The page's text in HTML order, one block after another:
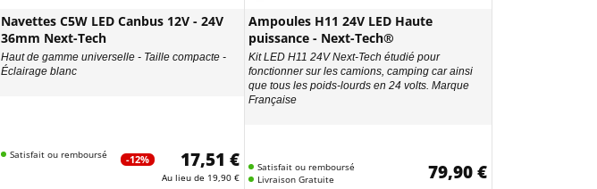
Navettes C5W LED Canbus 12V - 24V
36mm Next-Tech
Haut de gamme universelle - Taille compacte -
Éclairage blanc
Satisfait ou remboursé -12% 17,51 €
Au lieu de 19,90 €
Ampoules H11 24V LED Haute
puissance - Next-Tech®
Kit LED H11 24V Next-Tech étudié pour
fonctionner sur les camions, camping car ainsi
que tous les poids-lourds en 24 volts. Marque
Française
Satisfait ou remboursé
Livraison Gratuite
79,90 €